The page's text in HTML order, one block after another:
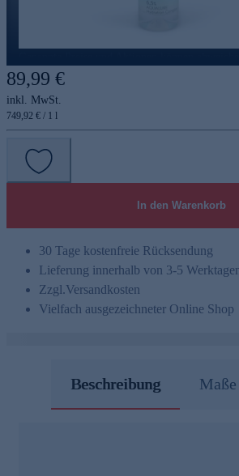
89,99 €
inkl. MwSt.
749,92 € / 1 l
In den Warenkorb
30 Tage kostenfreie Rücksendung
Lieferung innerhalb von 3-5
Zzgl.Versandkosten
Vielfach ausgezeichneter Online Shop
Beschreibung